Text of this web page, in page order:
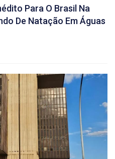
Para O Brasil Na
De Natação Em Águas